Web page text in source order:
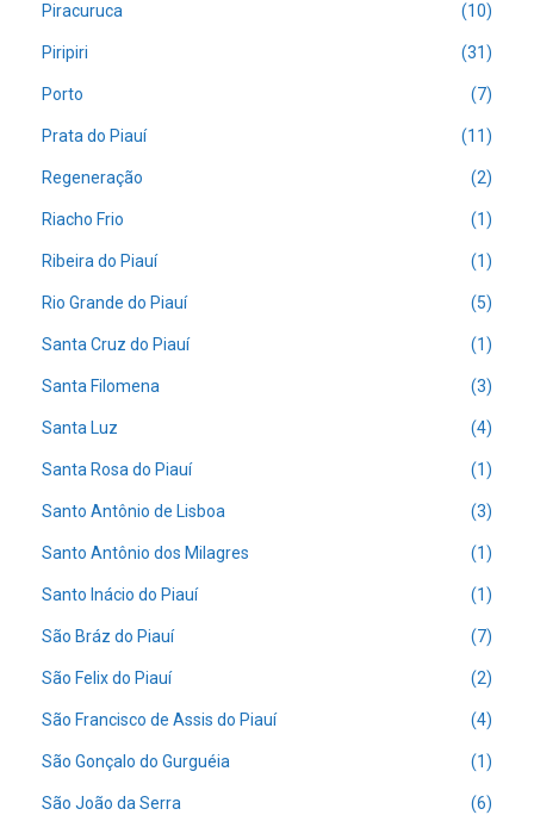
Piracuruca (10)
Piripiri (31)
Porto (7)
Prata do Piauí (11)
Regeneração (2)
Riacho Frio (1)
Ribeira do Piauí (1)
Rio Grande do Piauí (5)
Santa Cruz do Piauí (1)
Santa Filomena (3)
Santa Luz (4)
Santa Rosa do Piauí (1)
Santo Antônio de Lisboa (3)
Santo Antônio dos Milagres (1)
Santo Inácio do Piauí (1)
São Bráz do Piauí (7)
São Felix do Piauí (2)
São Francisco de Assis do Piauí (4)
São Gonçalo do Gurguéia (1)
São João da Serra (6)